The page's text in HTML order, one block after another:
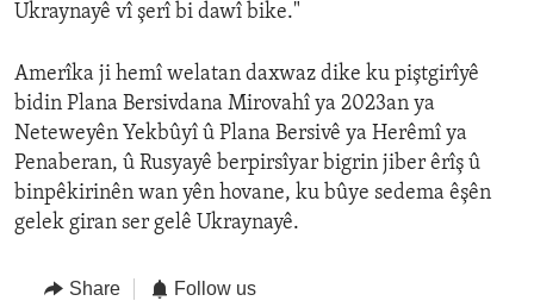
Ukraynayê vî şerî bi dawî bike."
Amerîka ji hemî welatan daxwaz dike ku piştgirîyê
bidin Plana Bersivdana Mirovahî ya 2023an ya
Neteweyên Yekbûyî û Plana Bersivê ya Herêmî ya
Penaberan, û Rusyayê berpirsîyar bigrin jiber êrîş û
binpêkirinên wan yên hovane, ku bûye sedema êşên
gelek giran ser gelê Ukraynayê. ​
Share Follow us